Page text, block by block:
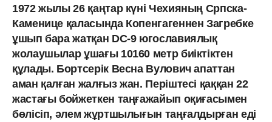
1972 жылы 26 қаңтар күні Чехияның Српска-
Каменице қаласында Копенгагеннен Загребке
ұшып бара жатқан DC-9 югославиялық
жолаушылар ұшағы 10160 метр биіктіктен
құлады. Бортсерік Весна Вулович апаттан
аман қалған жалғыз жан. Періштесі қаққан 22
жастағы бойжеткен таңғажайып оқиғасымен
бөлісіп, әлем жұртшылығын таңғалдырған еді